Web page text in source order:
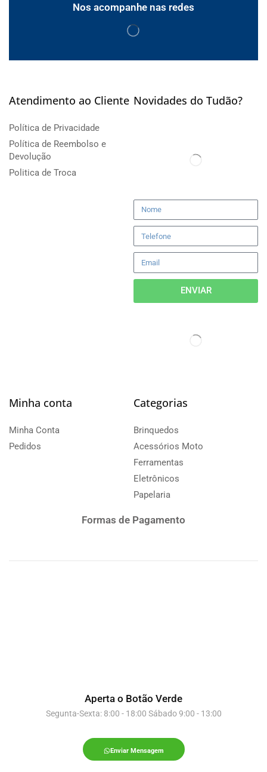
Nos acompanhe nas redes
Atendimento ao Cliente
Política de Privacidade
Política de Reembolso e
Devolução
Politica de Troca
Novidades do Tudão?
ENVIAR
Minha conta
Minha Conta
Pedidos
Categorias
Brinquedos
Acessórios Moto
Ferramentas
Eletrônicos
Papelaria
Formas de Pagamento
Aperta o Botão Verde
Segunta-Sexta: 8:00 - 18:00 Sábado 9:00 - 13:00
Enviar Mensagem